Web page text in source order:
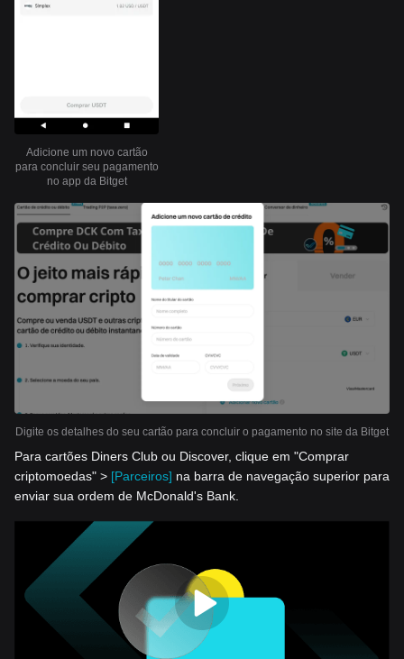
Adicione um novo cartão
para concluir seu pagamento
no app da Bitget
Digite os detalhes do seu cartão para concluir o pagamento no site da Bitget
Para cartões Diners Club ou Discover, clique em "Comprar
criptomoedas" > [Parceiros] na barra de navegação superior para
enviar sua ordem de McDonald's Bank.